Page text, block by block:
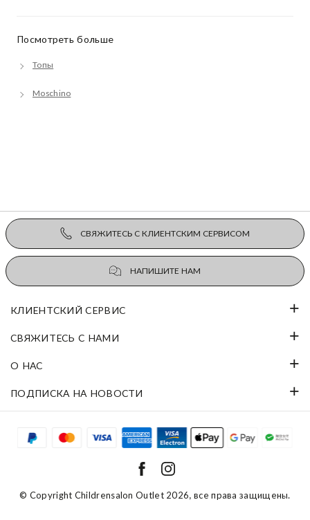
Посмотреть больше
Топы
Moschino
СВЯЖИТЕСЬ С КЛИЕНТСКИМ СЕРВИСОМ
НАПИШИТЕ НАМ
КЛИЕНТСКИЙ СЕРВИС
СВЯЖИТЕСЬ С НАМИ
О НАС
ПОДПИСКА НА НОВОСТИ
© Copyright Childrensalon Outlet 2026, все права защищены.